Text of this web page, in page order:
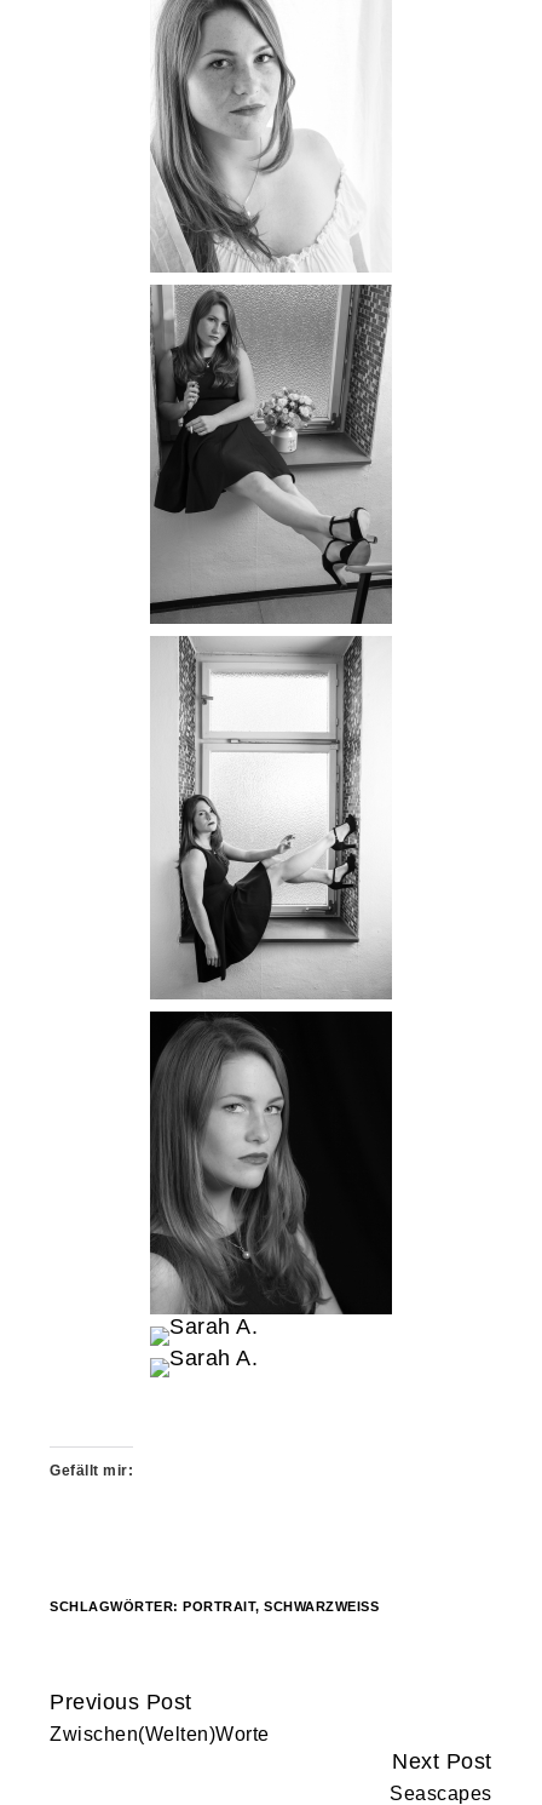
Gefällt mir:
SCHLAGWÖRTER:PORTRAIT,SCHWARZWEISS
Continue
Reading
Previous Post
Zwischen(Welten)Worte
Next Post
Seascapes